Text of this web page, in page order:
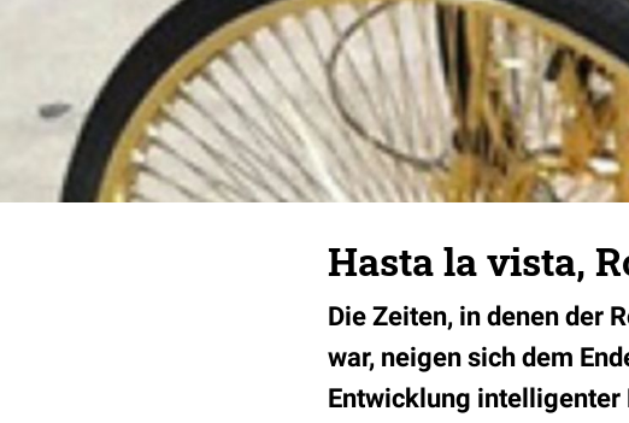
Hasta la vista,
Die Zeiten, in denen der
war, neigen sich dem
Entwicklung intelligenter